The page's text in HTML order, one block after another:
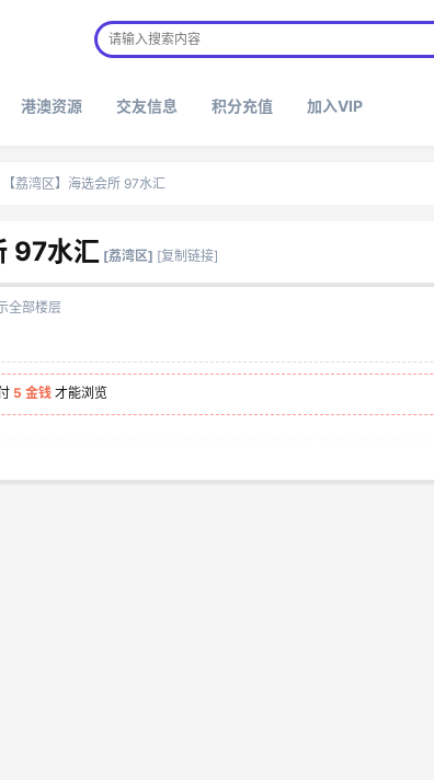
港澳资源 交友信息 积分充值 加入VIP
【荔湾区】海选会所 97水汇
97水汇 [荔湾区] [复制链接]
全部楼层
5 金钱 才能浏览